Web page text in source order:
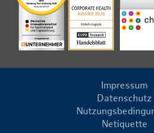
Impressum
Datenschutz
Netiquette